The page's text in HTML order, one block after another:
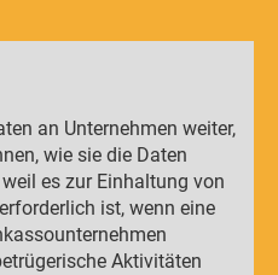
an Unternehmen weiter,
wie sie die Daten
es zur Einhaltung von
ist, wenn eine
Aktivitäten